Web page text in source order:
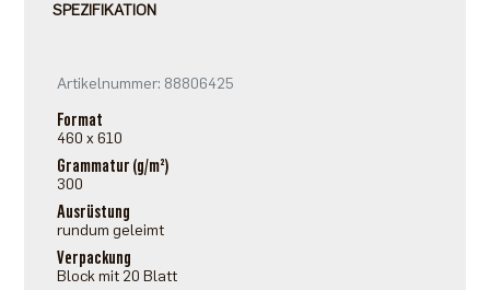
SPEZIFIKATION
Artikelnummer: 88806425
Format
460 x 610
Grammatur (g/m²)
300
Ausrüstung
rundum geleimt
Verpackung
Block mit 20 Blatt